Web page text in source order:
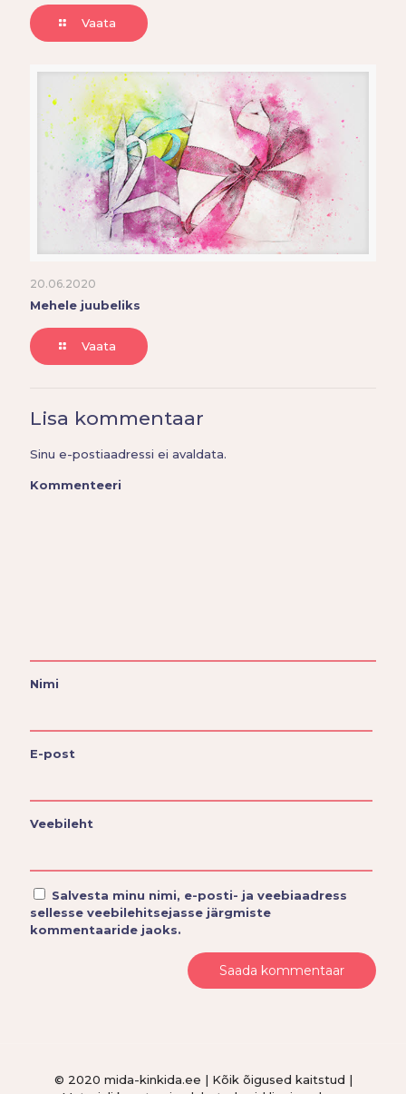
Vaata
20.06.2020
Mehele juubeliks
Vaata
Lisa kommentaar
Sinu e-postiaadressi ei avaldata.
Kommenteeri
Nimi
E-post
Veebileht
Salvesta minu nimi, e-posti- ja veebiaadress
sellesse veebilehitsejasse järgmiste
kommentaaride jaoks.
© 2020 mida-kinkida.ee | Kõik õigused kaitstud |